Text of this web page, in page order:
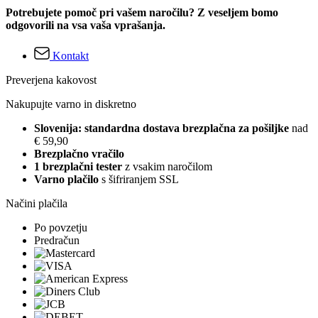
Potrebujete pomoč pri vašem naročilu? Z veseljem bomo
odgovorili na vsa vaša vprašanja.
Kontakt
Preverjena kakovost
Nakupujte varno in diskretno
Slovenija: standardna dostava brezplačna za pošiljke nad
€ 59,90
Brezplačno vračilo
1 brezplačni tester z vsakim naročilom
Varno plačilo s šifriranjem SSL
Načini plačila
Po povzetju
Predračun